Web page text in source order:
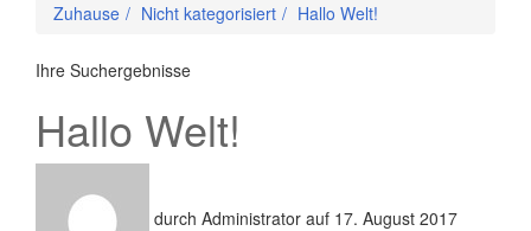
Zuhause Nicht kategorisiert Hallo Welt!
Ihre Suchergebnisse
Hallo Welt!
durch Administrator auf 17. August 2017